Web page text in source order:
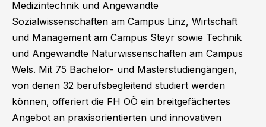
Medizintechnik und Angewandte
Sozialwissenschaften am Campus Linz, Wirtschaft
und Management am Campus Steyr sowie Technik
und Angewandte Naturwissenschaften am Campus
Wels. Mit 75 Bachelor- und Masterstudiengängen,
von denen 32 berufsbegleitend studiert werden
können, offeriert die FH OÖ ein breitgefächertes
Angebot an praxisorientierten und innovativen